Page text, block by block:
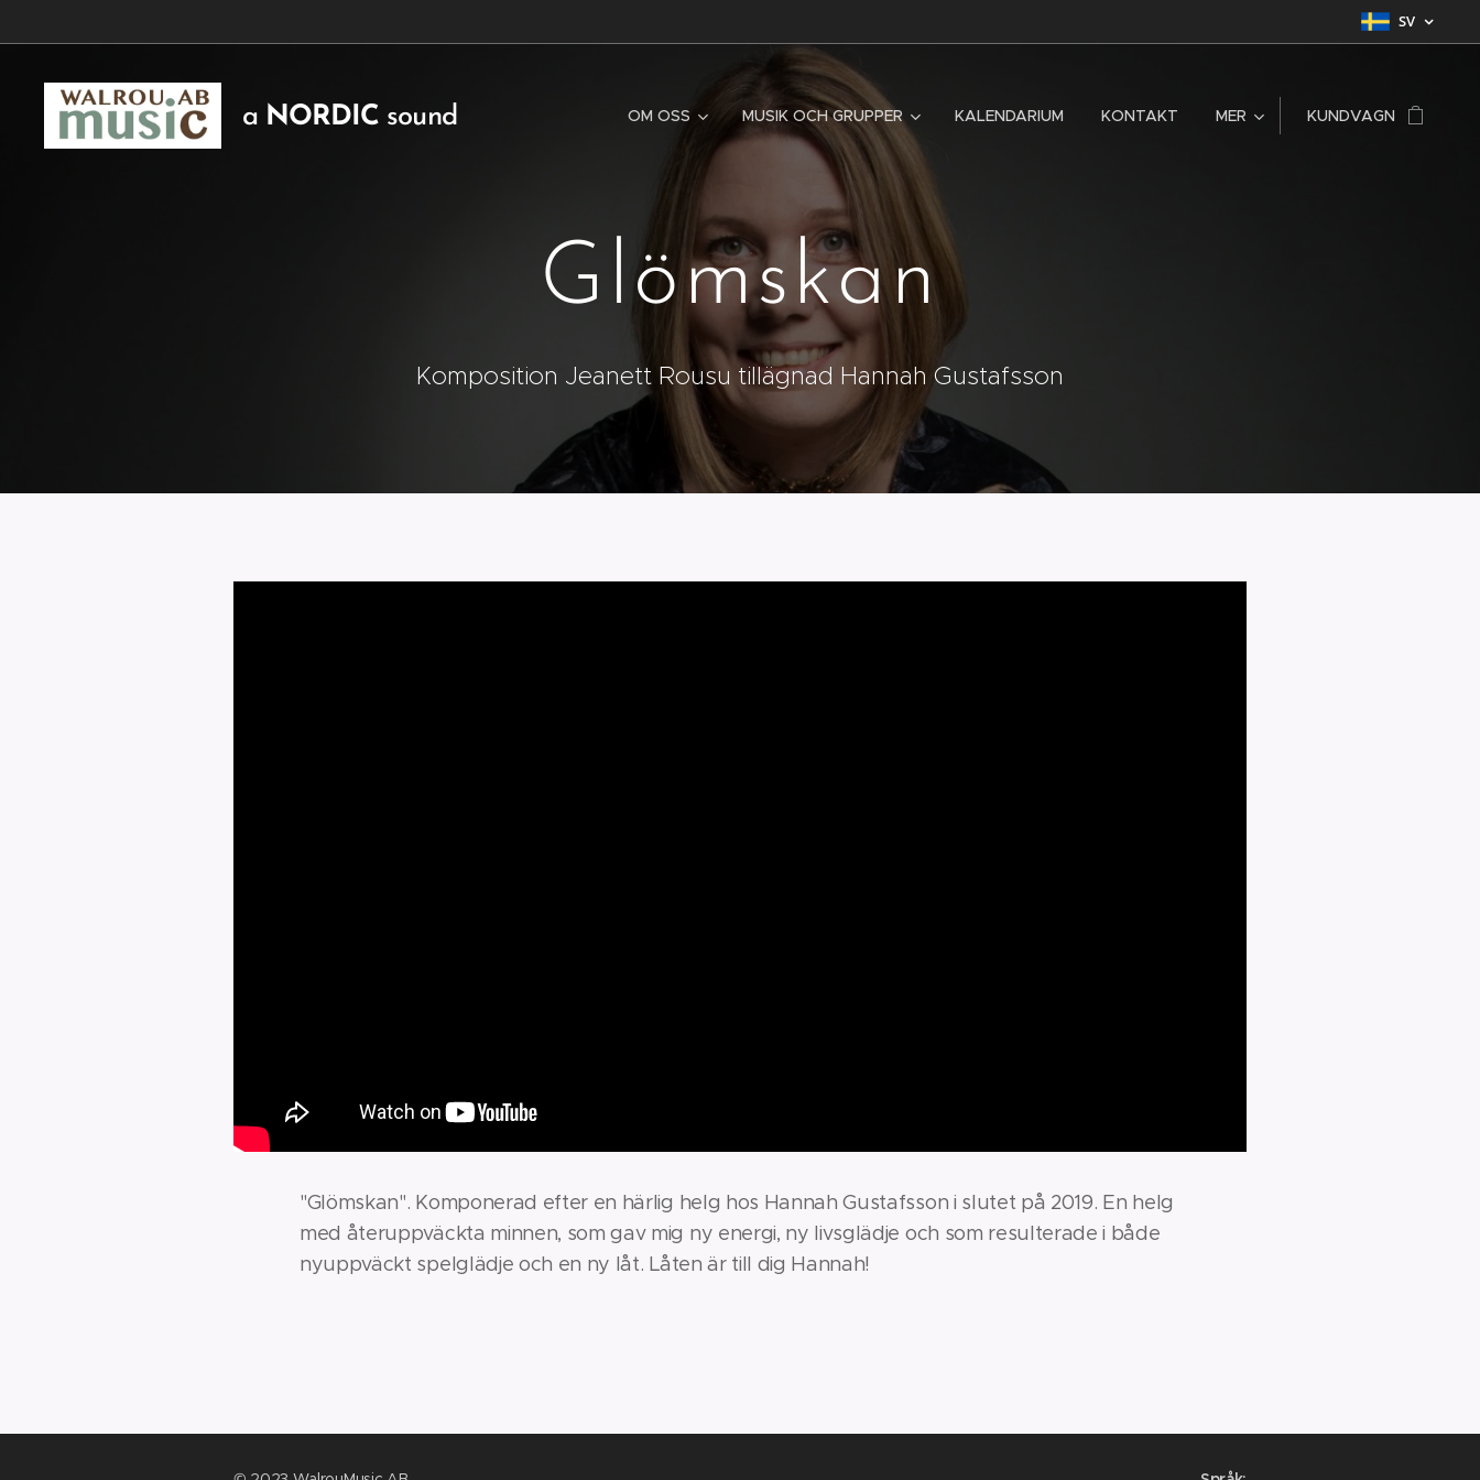
SV
a NORDIC sound OM OSS MUSIK OCH GRUPPER KALENDARIUM KONTAKT MER KUNDVAGN
Glömskan
Komposition Jeanett Rousu tillägnad Hannah Gustafsson
"Glömskan". Komponerad efter en härlig helg hos Hannah Gustafsson i slutet på 2019. En helg
med återuppväckta minnen, som gav mig ny energi, ny livsglädje och som resulterade i både
nyuppväckt spelglädje och en ny låt. Låten är till dig Hannah!